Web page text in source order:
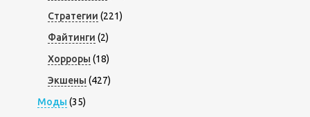
Стратегии (221)
Файтинги (2)
Хорроры (18)
Экшены (427)
Моды (35)